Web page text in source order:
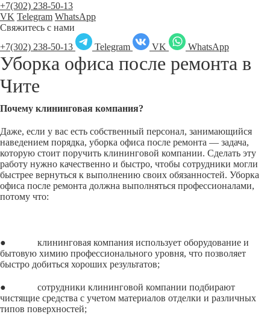
+7(302) 238-50-13
VK Telegram WhatsApp
Свяжитесь с нами
+7(302) 238-50-13
Telegram VK WhatsApp
Уборка офиса после ремонта в
Чите
Почему клининговая компания?
Даже, если у вас есть собственный персонал, занимающийся
наведением порядка, уборка офиса после ремонта — задача,
которую стоит поручить клининговой компании. Сделать эту
работу нужно качественно и быстро, чтобы сотрудники могли
быстрее вернуться к выполнению своих обязанностей. Уборка
офиса после ремонта должна выполняться профессионалами,
потому что:
● клининговая компания использует оборудование и
бытовую химию профессионального уровня, что позволяет
быстро добиться хороших результатов;
● сотрудники клининговой компании подбирают
чистящие средства с учетом материалов отделки и различных
типов поверхностей;